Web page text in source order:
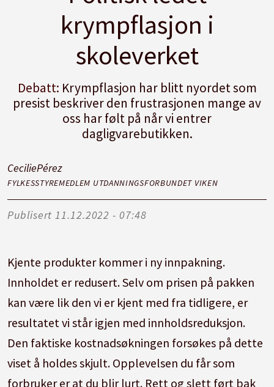
krympflasjon i
skoleverket
Debatt: Krympflasjon har blitt nyordet som
presist beskriver den frustrasjonen mange av
oss har følt på når vi entrer
dagligvarebutikken.
CeciliePérez
FYLKESSTYREMEDLEM UTDANNINGSFORBUNDET VIKEN
Publisert 11.12.2022 - 07:48
Kjente produkter kommer i ny innpakning.
Innholdet er redusert. Selv om prisen på pakken
kan være lik den vi er kjent med fra tidligere, er
resultatet vi står igjen med innholdsreduksjon.
Den faktiske kostnadsøkningen forsøkes på dette
viset å holdes skjult. Opplevelsen du får som
forbruker er at du blir lurt. Rett og slett ført bak